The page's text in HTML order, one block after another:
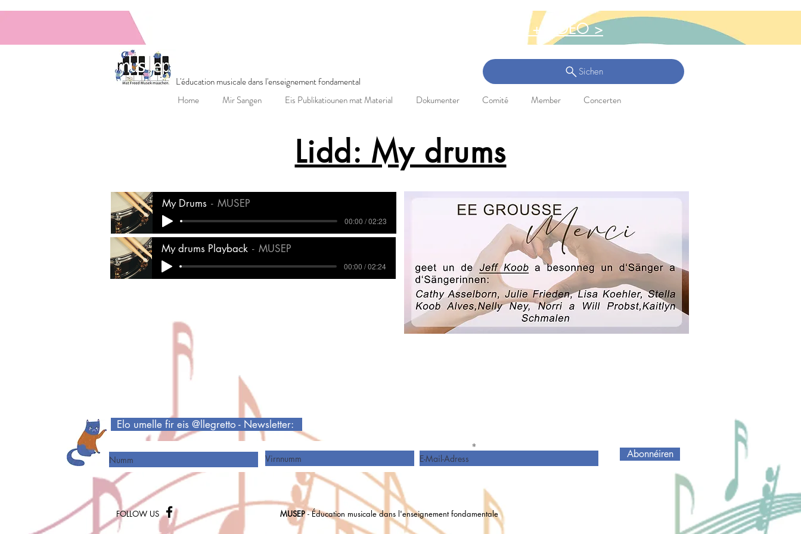
MUSEPGruppen-Concert: 3. Mee 2025 Réckbléck + VIDEO >
L'éducation musicale dans l'enseignement fondamental
Home
Mir Sangen Eis Publikatiounen mat Material Dokumenter Comité Member Concerten
Sichen
Lidd: My drums
My Drums MUSEP
00:00 / 02:23
My drums Playback MUSEP
00:00 / 02:24
Elo umelle fir eis @llegretto - Newsletter:
Abonnéiren
FOLLOW US MUSEP- Éducation musicale dans l'enseignement fondamentale